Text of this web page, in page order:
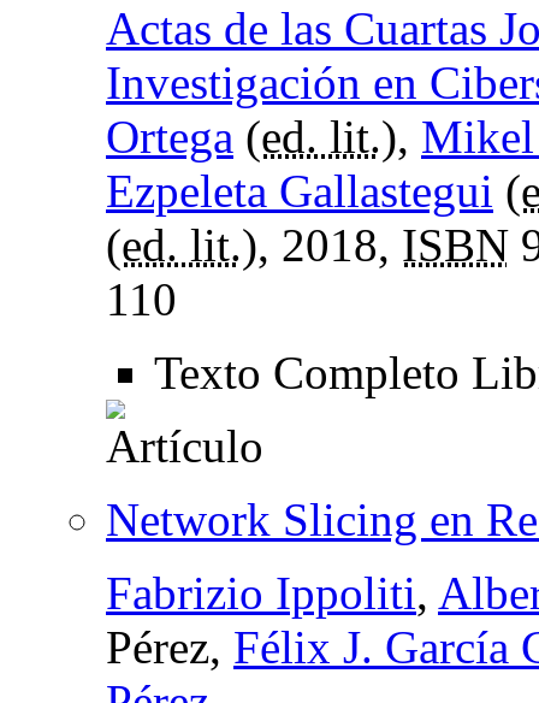
Actas de las Cuartas
Investigación en
Ortega (ed. lit.), Mikel
Ezpeleta Gallastegui (
(ed. lit.), 2018, ISBN
110
Texto Completo
Network Slicing en
Fabrizio Ippoliti,
Pérez, Félix J. García